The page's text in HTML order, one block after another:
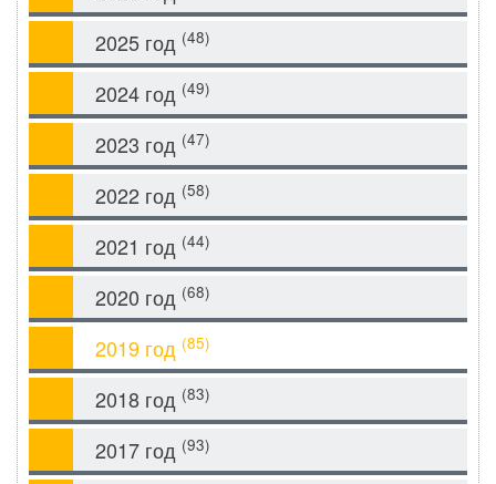
2025 год (48)
2024 год (49)
2023 год (47)
2022 год (58)
2021 год (44)
2020 год (68)
2019 год (85)
2018 год (83)
2017 год (93)